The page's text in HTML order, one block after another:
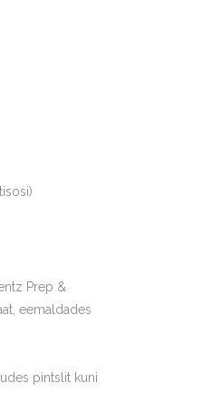
Prep &
eemaldades
pintslit kuni